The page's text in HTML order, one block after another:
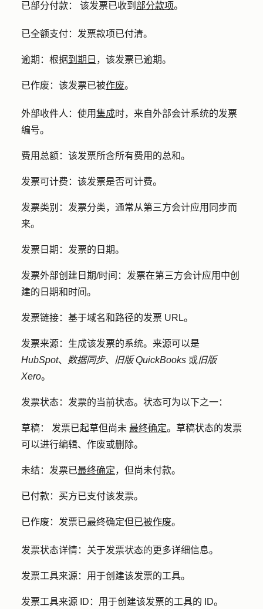
已部分付款： 该发票已收到 部分款项。
已全额支付： 发票款项已付清。
逾期： 根据到期日 ，该发票已逾期。
已作废： 该发票已被作废。
外部收件人： 使用集成时，来自外部会计系统的发票
编号。
费用总额： 该发票所含所有费用的总和。
发票可计费： 该发票是否可计费。
发票类别： 发票分类，通常从第三方会计应用同步而
来。
发票日期： 发票的日期。
发票外部创建日期/时间： 发票在第三方会计应用中创
建的日期和时间。
发票链接： 基于域名和路径的发票 URL。
发票来源： 生成该发票的系统。来源可以是
HubSpot、 数据同步、 旧版 QuickBooks 或旧版
Xero。
发票状态： 发票的当前状态。状态可为以下之一：
草稿： 发票已起草但尚未 最终确定。草稿状态的发票
可以进行编辑、作废或删除。
未结： 发票已最终确定，但尚未付款。
已付款： 买方已支付该发票。
已作废： 发票已最终确定但已被作废。
发票状态详情： 关于发票状态的更多详细信息。
发票工具来源： 用于创建该发票的工具。
发票工具来源 ID： 用于创建该发票的工具的 ID。